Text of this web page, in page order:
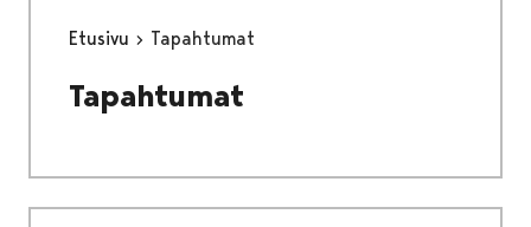
Etusivu Tapahtumat
Tapahtumat